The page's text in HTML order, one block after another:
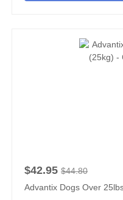
$42.95 $44.80
Advantix Dogs Over